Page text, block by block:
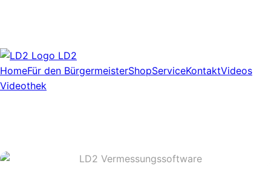
LD2
HomeFür den BürgermeisterShopServiceKontaktVideos
Videothek